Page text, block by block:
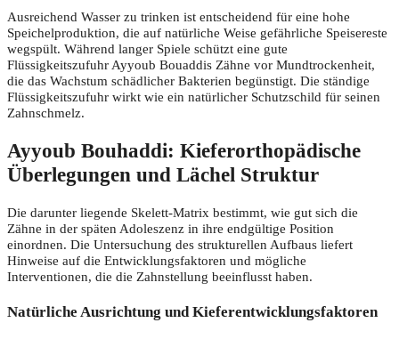
Ausreichend Wasser zu trinken ist entscheidend für eine hohe
Speichelproduktion, die auf natürliche Weise gefährliche Speisereste
wegspült. Während langer Spiele schützt eine gute
Flüssigkeitszufuhr Ayyoub Bouaddis Zähne vor Mundtrockenheit,
die das Wachstum schädlicher Bakterien begünstigt. Die ständige
Flüssigkeitszufuhr wirkt wie ein natürlicher Schutzschild für seinen
Zahnschmelz.
Ayyoub Bouhaddi: Kieferorthopädische
Überlegungen und Lächel Struktur
Die darunter liegende Skelett-Matrix bestimmt, wie gut sich die
Zähne in der späten Adoleszenz in ihre endgültige Position
einordnen. Die Untersuchung des strukturellen Aufbaus liefert
Hinweise auf die Entwicklungsfaktoren und mögliche
Interventionen, die die Zahnstellung beeinflusst haben.
Natürliche Ausrichtung und Kieferentwicklungsfaktoren